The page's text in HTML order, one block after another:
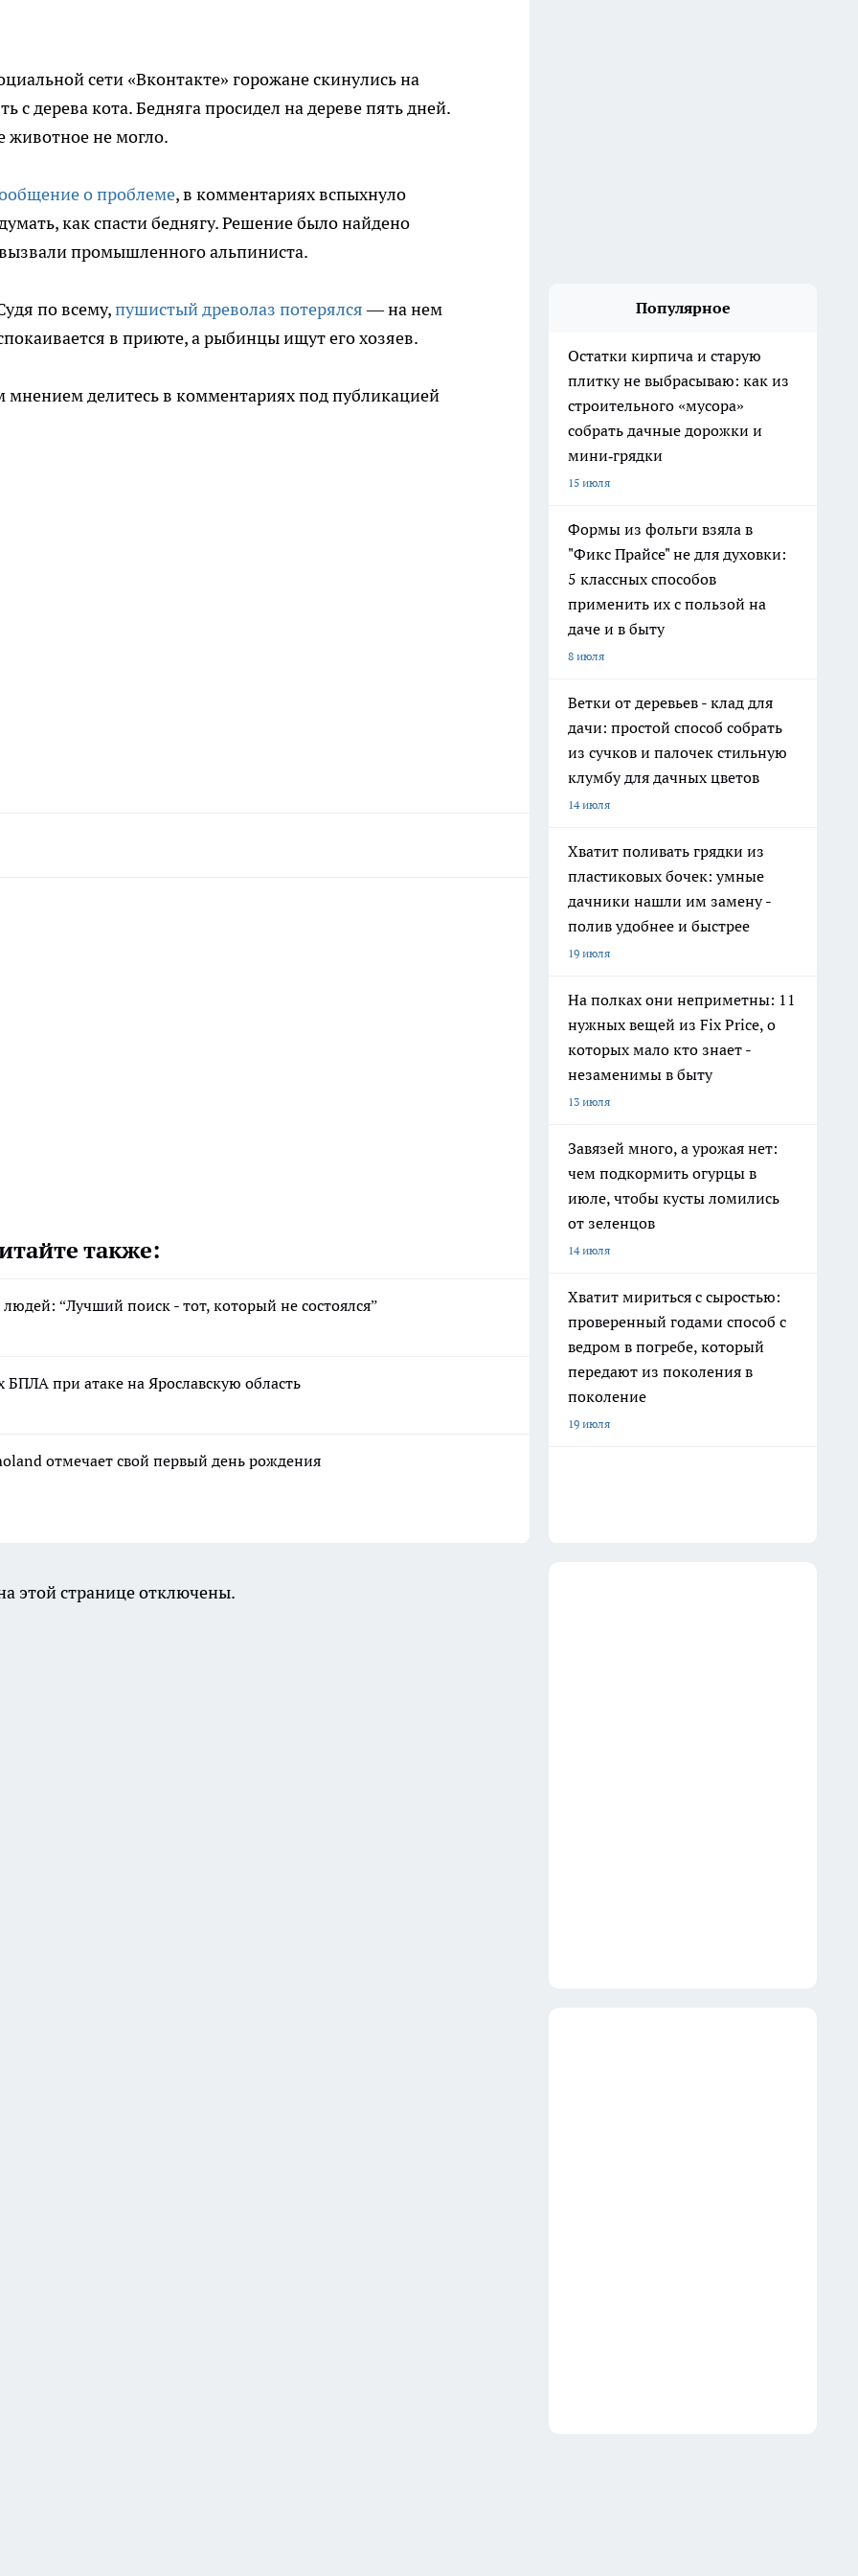
сети «Вконтакте» горожане скинулись на
дерева кота. Бедняга просидел на дереве пять дней.
животное не могло.
о проблеме, в комментариях вспыхнуло
как спасти беднягу. Решение было найдено
промышленного альпиниста.
по всему,пушистый древолаз потерялся— на нем
в приюте, а рыбинцы ищут его хозяев.
делитесь в комментариях под публикацией
также:
“Лучший поиск - тот, который не состоялся”
при атаке на Ярославскую область
отмечает свой первый день рождения
Популярное
Остатки кирпича и старую
плитку не выбрасываю: как из
строительного «мусора»
собрать дачные дорожки и
мини‑грядки
15 июля
Формы из фольги взяла в
"Фикс Прайсе" не для духовки:
5 классных способов
применить их с пользой на
даче и в быту
8 июля
Ветки от деревьев - клад для
дачи: простой способ собрать
из сучков и палочек стильную
клумбу для дачных цветов
14 июля
Хватит поливать грядки из
пластиковых бочек: умные
дачники нашли им замену -
полив удобнее и быстрее
19 июля
На полках они неприметны: 11
нужных вещей из Fix Price, о
которых мало кто знает -
незаменимы в быту
13 июля
Завязей много, а урожая нет:
чем подкормить огурцы в
июле, чтобы кусты ломились
от зеленцов
14 июля
Хватит мириться с сыростью:
проверенный годами способ с
ведром в погребе, который
передают из поколения в
поколение
19 июля
этой странице отключены.